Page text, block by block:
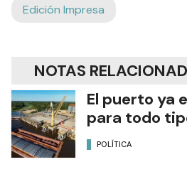
Edición Impresa
NOTAS
El puerto ya
para todo
POLÍTICA